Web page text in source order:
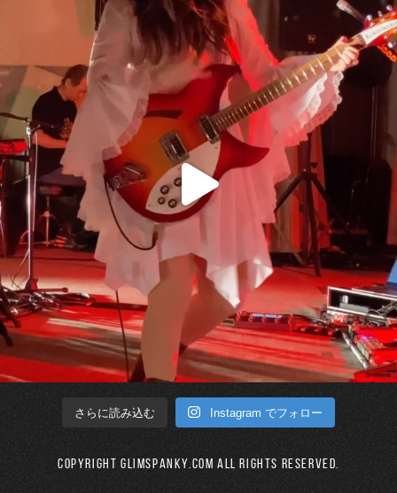
さらに読み込む Instagram でフォロー
Copyright GLIMSPANKY.COM All Rights Reserved.